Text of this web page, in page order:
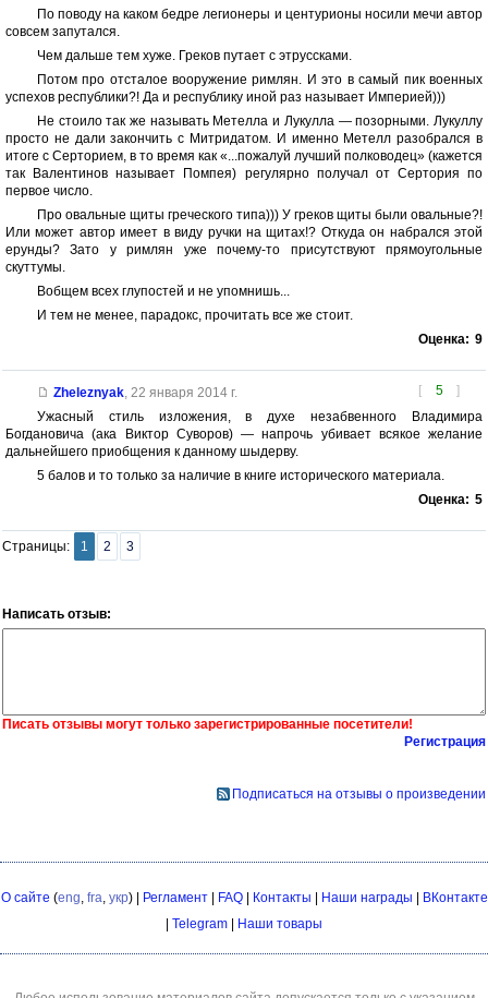
По поводу на каком бедре легионеры и центурионы носили мечи автор
совсем запутался.
Чем дальше тем хуже. Греков путает с этруссками.
Потом про отсталое вооружение римлян. И это в самый пик военных
успехов республики?! Да и республику иной раз называет Империей)))
Не стоило так же называть Метелла и Лукулла — позорными. Лукуллу
просто не дали закончить с Митридатом. И именно Метелл разобрался в
итоге с Серторием, в то время как «...пожалуй лучший полководец» (кажется
так Валентинов называет Помпея) регулярно получал от Сертория по
первое число.
Про овальные щиты греческого типа))) У греков щиты были овальные?!
Или может автор имеет в виду ручки на щитах!? Откуда он набрался этой
ерунды? Зато у римлян уже почему-то присутствуют прямоугольные
скуттумы.
Вобщем всех глупостей и не упомнишь...
И тем не менее, парадокс, прочитать все же стоит.
Оценка: 9
[ 5 ]
Zheleznyak, 22 января 2014 г.
Ужасный стиль изложения, в духе незабвенного Владимира
Богдановича (ака Виктор Суворов) — напрочь убивает всякое желание
дальнейшего приобщения к данному шыдерву.
5 балов и то только за наличие в книге исторического материала.
Оценка: 5
Страницы: 1 2 3
Написать отзыв:
Писать отзывы могут только зарегистрированные посетители!
Регистрация
Подписаться на отзывы о произведении
О сайте (eng, fra, укр) | Регламент| FAQ| Контакты Наши награды
ВКонтакте
Telegram Наши товары